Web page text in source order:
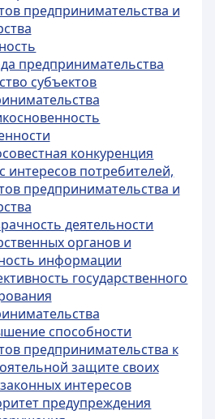
предпринимательства и
предпринимательства
субъектов
конкуренция
интересов потребителей,
предпринимательства и
деятельности
органов и
информации
государственного
способности
предпринимательства к
защите своих
интересов
предупреждения